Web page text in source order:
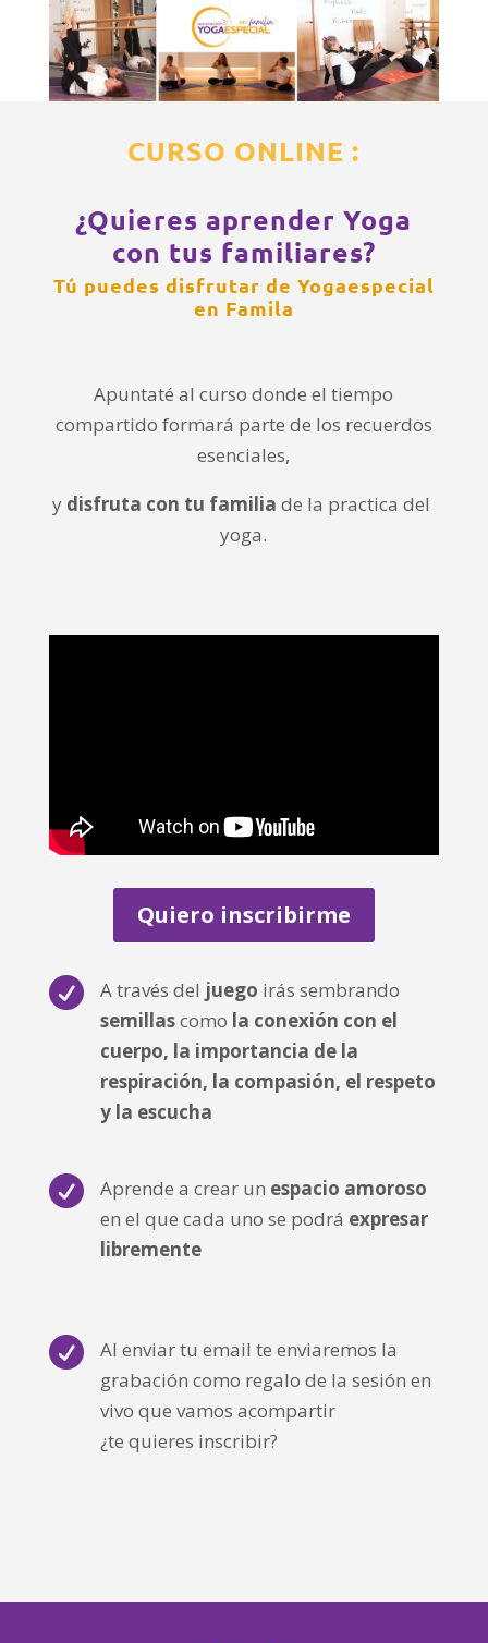
CURSO ONLINE :
¿Quieres aprender Yoga
con tus familiares?
Tú puedes disfrutar de Yogaespecial
en Famila
Apuntaté al curso donde el tiempo
compartido formará parte de los recuerdos
esenciales,
y disfruta con tu familiade la practica del
yoga.
Quiero inscribirme
 A través del juego irás sembrando
semillascomo la conexión con el
cuerpo, la importancia de la
respiración, la compasión, el respeto
y la escucha
 Aprende a crear un espacio amoroso
en el que cada uno se podrá expresar
libremente

Al enviar tu email te enviaremos la
grabación como regalo de la sesión en
vivo que vamos acompartir
¿te quieres inscribir?